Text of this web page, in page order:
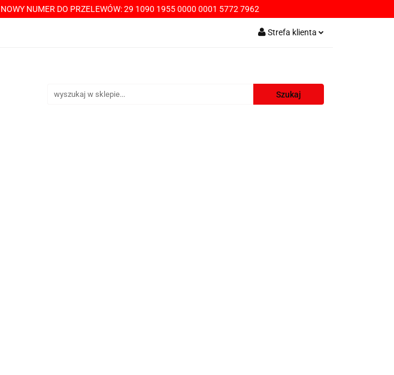
NUMER DO PRZELEWÓW: 29 1090 1955 0000 0001 5772 7962
Strefa klienta
Zarejestruj się
Dodaj zgłoszenie
PRZECZYTAJ! <----- PŁATNOŚCI